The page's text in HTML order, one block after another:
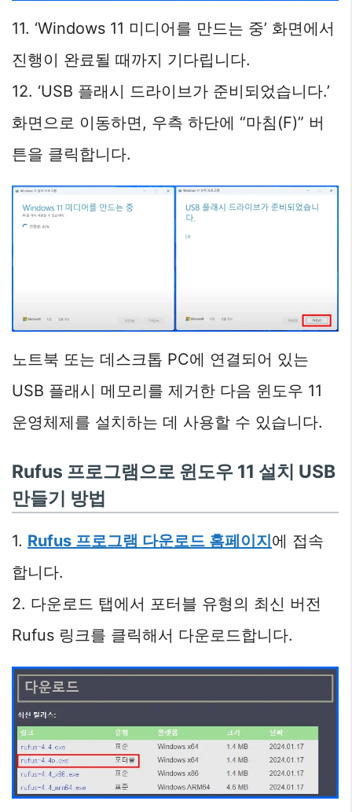
11. ‘Windows 11 미디어를 만드는 중’ 화면에서
진행이 완료될 때까지 기다립니다.
12. ‘USB 플래시 드라이브가 준비되었습니다.’
화면으로 이동하면, 우측 하단에 “마침(F)” 버
튼을 클릭합니다.
노트북 또는 데스크톱 PC에 연결되어 있는
USB 플래시 메모리를 제거한 다음 윈도우 11
운영체제를 설치하는 데 사용할 수 있습니다.
Rufus 프로그램으로 윈도우 11 설치 USB
만들기 방법
1. Rufus 프로그램 다운로드 홈페이지에 접속
합니다.
2. 다운로드 탭에서 포터블 유형의 최신 버전
Rufus 링크를 클릭해서 다운로드합니다.